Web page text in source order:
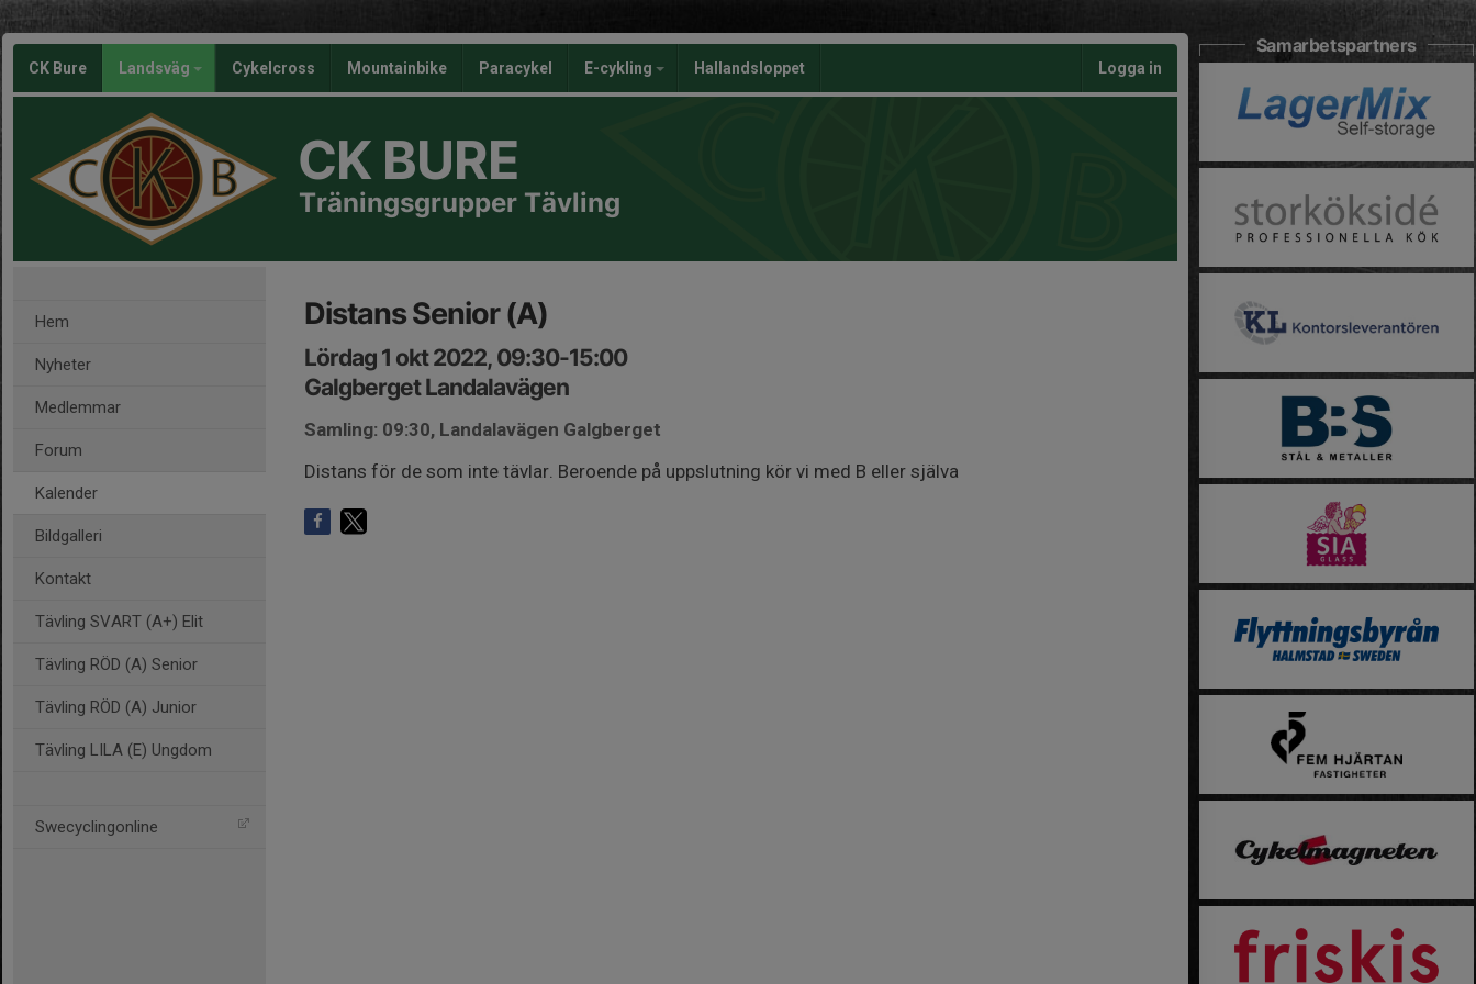
CK Bure Landsväg Cykelcross Mountainbike Paracykel E-cykling Hallandsloppet Logga in
CK BURE
Träningsgrupper Tävling
Hem
Nyheter
Medlemmar
Forum
Kalender
Bildgalleri
Kontakt
Tävling SVART (A+) Elit
Tävling RÖD (A) Senior
Tävling RÖD (A) Junior
Tävling LILA (E) Ungdom
Swecyclingonline
Distans Senior (A)
Lördag 1 okt 2022, 09:30-15:00
Galgberget Landalavägen
Samling: 09:30, Landalavägen Galgberget
Distans för de som inte tävlar. Beroende på uppslutning kör vi med B eller själva
Samarbetspartners